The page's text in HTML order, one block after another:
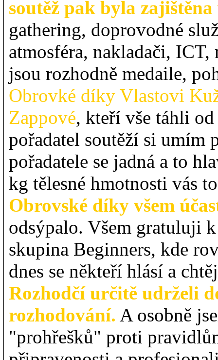
soutěž pak byla
gathering, doprovodné
atmosféra, nakladači,
jsou rozhodně medaile,
Obrovké díky Vlastovi
Zappové, kteří vše táhli
pořadatel soutěží si umím
pořadatele se jadná a to
kg tělesné hmotnosti vás
Obrovské díky všem
odsýpalo. Všem gratuluji
skupina Beginners, kde
dnes se někteří hlásí a
Rozhodčí určitě udrželi
rozhodování. A osobně
"prohřešků" proti